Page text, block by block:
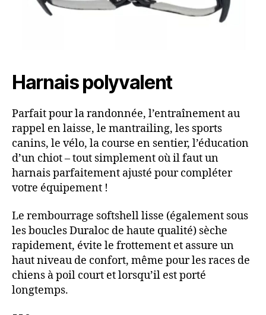
Harnais polyvalent
Parfait pour la randonnée, l’entraînement au
rappel en laisse, le mantrailing, les sports
canins, le vélo, la course en sentier, l’éducation
d’un chiot – tout simplement où il faut un
harnais parfaitement ajusté pour compléter
votre équipement !
Le rembourrage softshell lisse (également sous
les boucles Duraloc de haute qualité) sèche
rapidement, évite le frottement et assure un
haut niveau de confort, même pour les races de
chiens à poil court et lorsqu’il est porté
longtemps.